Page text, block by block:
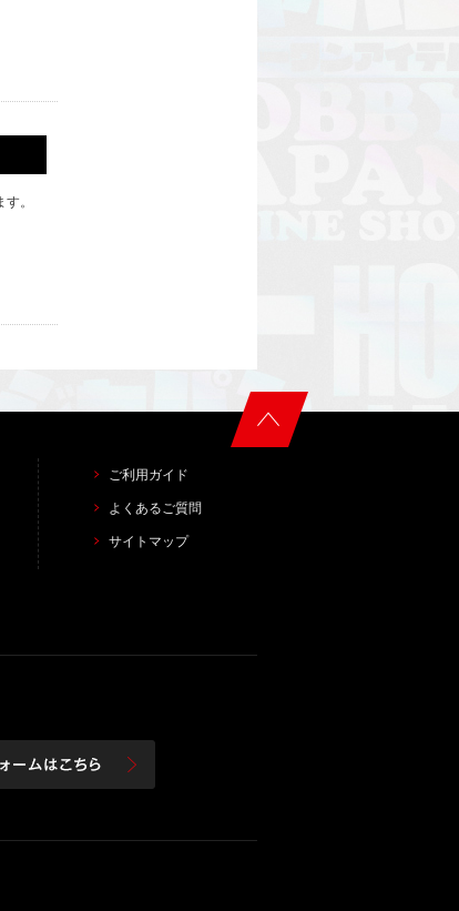
。
ご利用ガイド
よくあるご質問
サイトマップ